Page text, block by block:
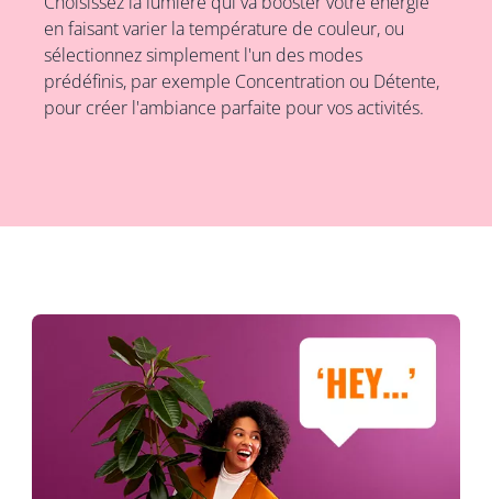
en faisant varier la température de couleur, ou
sélectionnez simplement l'un des modes
prédéfinis, par exemple Concentration ou Détente,
pour créer l'ambiance parfaite pour vos activités.